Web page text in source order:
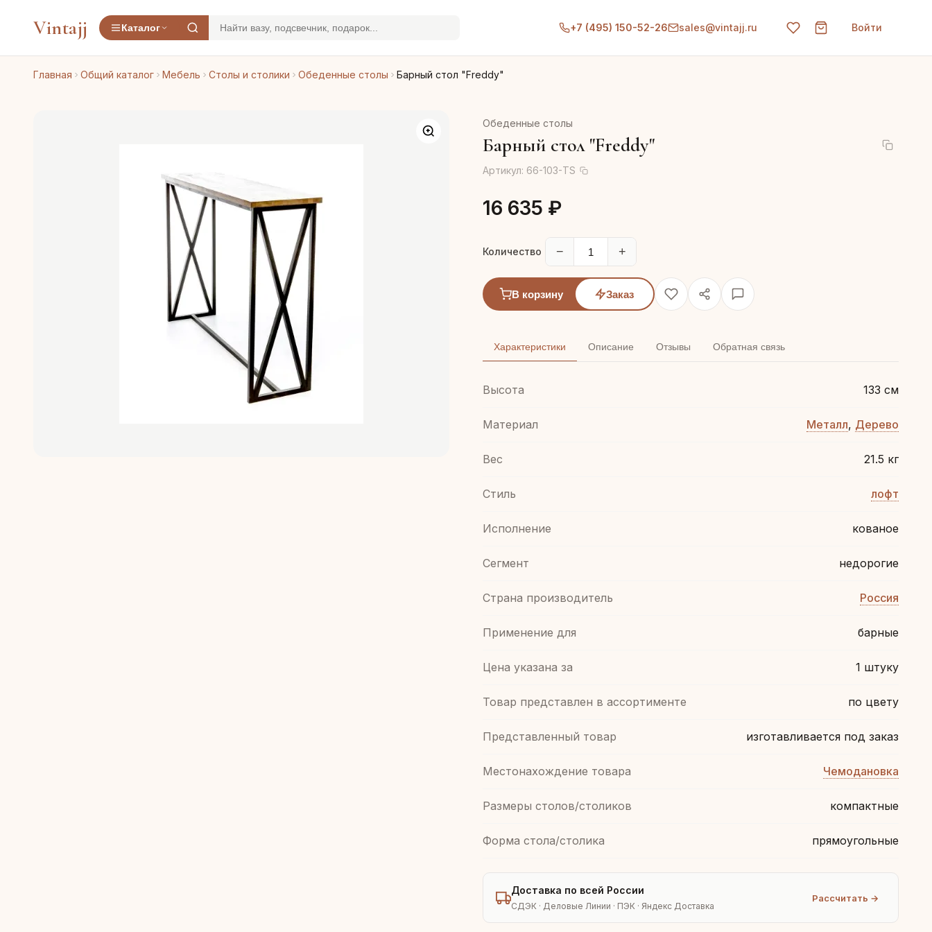
Vintajj Каталог +7 (495) 150-52-26 sales@vintajj.ru Войти
Главная Общий каталог Мебель Столы и столики Обеденные столы Барный стол "Freddy"
Обеденные столы
Барный стол "Freddy"
Артикул: 66-103-TS
16 635 ₽
Количество − +
В корзину Заказ
Характеристики Описание Отзывы Обратная связь
Высота 133 см
Материал Металл, Дерево
Вес 21.5 кг
Стиль лофт
Иcполнение кованое
Сегмент недорогие
Страна производитель Россия
Применение для барные
Цена указана за 1 штуку
Товар представлен в ассортименте по цвету
Представленный товар изготавливается под заказ
Местонахождение товара Чемодановка
Размеры столов/столиков компактные
Форма стола/столика прямоугольные
Доставка по всей России
СДЭК · Деловые Линии · ПЭК · Яндекс Доставка
Рассчитать →